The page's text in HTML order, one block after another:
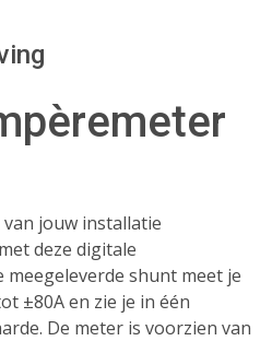
jouw installatie
deze digitale
shunt meet je
±80A en zie je in één
De meter is voorzien van